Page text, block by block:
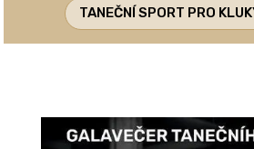
TANEČNÍ SPORT PRO